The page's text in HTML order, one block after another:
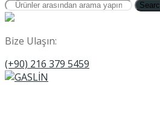
Bize Ulaşın:
(+90) 216 379 5459